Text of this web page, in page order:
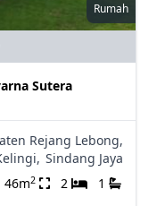
Rumah
Sutera
Rejang Lebong,
Sindang Jaya
46m2 2 1